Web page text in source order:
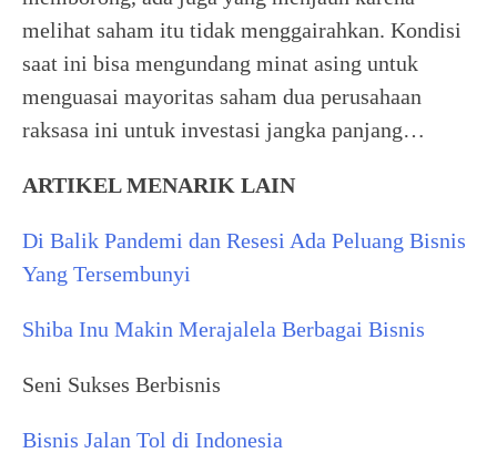
melihat saham itu tidak menggairahkan. Kondisi
saat ini bisa mengundang minat asing untuk
menguasai mayoritas saham dua perusahaan
raksasa ini untuk investasi jangka panjang…
ARTIKEL MENARIK LAIN
Di Balik Pandemi dan Resesi Ada Peluang Bisnis
Yang Tersembunyi
Shiba Inu Makin Merajalela Berbagai Bisnis
Seni Sukses Berbisnis
Bisnis Jalan Tol di Indonesia